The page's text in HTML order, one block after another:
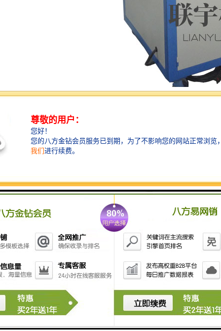
定型机操作开机有关工作：
正确的穿布路线穿好进布部分导布9从进布架到操作
台)，沿正确的穿布路线穿好出布部分的导带(从出布超
示灯闪烁。将导布引上拉幅链条并压下超喂轮下压按钮
持续10秒钟左右，待下压按钮指示灯亮。打开进布机构
各部位马达至”1″。升起倒浆槽，打上轧车压力，打开操
作台各部位马达(除上针保护按钮以外)，点击进布机构
左上角进布总控制按钮至绿色。
根据流程卡找到要加工的布推至进布处接上导布，化好
华工料并放入倒浆槽(排掉前20L)。根据要加工的布的组
织状况及工艺要求落布卷装或者车装。设定各部分的参
数，根据要加工的布的纬斜情况预设整纬器中快/中慢，
左快/右快。打铃通知进落布准备开机，待回铃后按下开